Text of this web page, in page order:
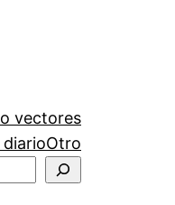
vectores
diarioOtro